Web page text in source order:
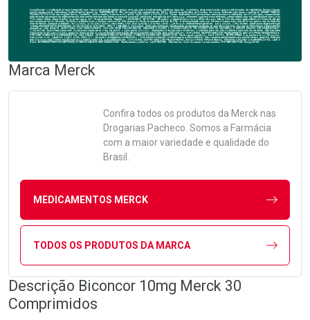
Marca Merck
Confira todos os produtos da Merck nas
Drogarias Pacheco. Somos a Farmácia
com a maior variedade e qualidade do
Brasil.
MEDICAMENTOS MERCK
TODOS OS PRODUTOS DA MARCA
Descrição Biconcor 10mg Merck 30
Comprimidos